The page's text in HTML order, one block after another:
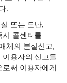
.
또는 도난,
시 콜센터를
체의 분실신고,
이용자의 신고를
써 이용자에게